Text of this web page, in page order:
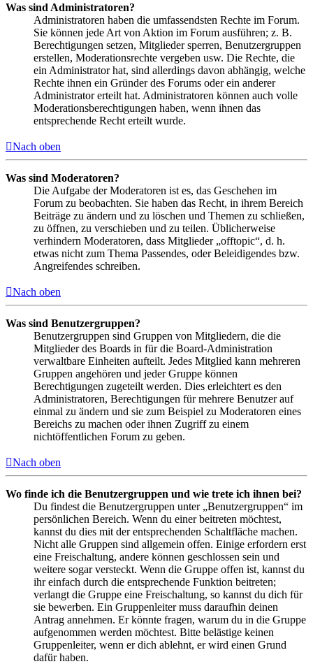
Was sind Administratoren?
Administratoren haben die umfassendsten Rechte im Forum.
Sie können jede Art von Aktion im Forum ausführen; z. B.
Berechtigungen setzen, Mitglieder sperren, Benutzergruppen
erstellen, Moderationsrechte vergeben usw. Die Rechte, die
ein Administrator hat, sind allerdings davon abhängig, welche
Rechte ihnen ein Gründer des Forums oder ein anderer
Administrator erteilt hat. Administratoren können auch volle
Moderationsberechtigungen haben, wenn ihnen das
entsprechende Recht erteilt wurde.
Nach oben
Was sind Moderatoren?
Die Aufgabe der Moderatoren ist es, das Geschehen im
Forum zu beobachten. Sie haben das Recht, in ihrem Bereich
Beiträge zu ändern und zu löschen und Themen zu schließen,
zu öffnen, zu verschieben und zu teilen. Üblicherweise
verhindern Moderatoren, dass Mitglieder „offtopic“, d. h.
etwas nicht zum Thema Passendes, oder Beleidigendes bzw.
Angreifendes schreiben.
Nach oben
Was sind Benutzergruppen?
Benutzergruppen sind Gruppen von Mitgliedern, die die
Mitglieder des Boards in für die Board-Administration
verwaltbare Einheiten aufteilt. Jedes Mitglied kann mehreren
Gruppen angehören und jeder Gruppe können
Berechtigungen zugeteilt werden. Dies erleichtert es den
Administratoren, Berechtigungen für mehrere Benutzer auf
einmal zu ändern und sie zum Beispiel zu Moderatoren eines
Bereichs zu machen oder ihnen Zugriff zu einem
nichtöffentlichen Forum zu geben.
Nach oben
Wo finde ich die Benutzergruppen und wie trete ich ihnen bei?
Du findest die Benutzergruppen unter „Benutzergruppen“ im
persönlichen Bereich. Wenn du einer beitreten möchtest,
kannst du dies mit der entsprechenden Schaltfläche machen.
Nicht alle Gruppen sind allgemein offen. Einige erfordern erst
eine Freischaltung, andere können geschlossen sein und
weitere sogar versteckt. Wenn die Gruppe offen ist, kannst du
ihr einfach durch die entsprechende Funktion beitreten;
verlangt die Gruppe eine Freischaltung, so kannst du dich für
sie bewerben. Ein Gruppenleiter muss daraufhin deinen
Antrag annehmen. Er könnte fragen, warum du in die Gruppe
aufgenommen werden möchtest. Bitte belästige keinen
Gruppenleiter, wenn er dich ablehnt, er wird einen Grund
dafür haben.